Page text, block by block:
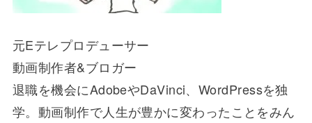
元Eテレプロデューサー
動画制作者&ブロガー
退職を機会にAdobeやDaVinci、WordPressを独
学。動画制作で人生が豊かに変わったことをみん